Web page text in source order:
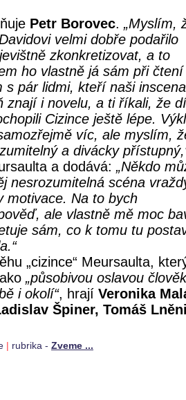
Petr Borovec. „Myslím,
velmi dobře podařilo
zkonkretizovat, a to
ho vlastně já sám při čtení
s pár lidmi, kteří naši
znají i novelu, a ti říkali, že
Cizince ještě lépe.
víc, ale myslím,
a divácky
a dodává: „Někdo
nesrozumitelná scéna
motivace. Na to bych
ale vlastně mě moc
sám, co k tomu tu
„cizince“ Meursaulta,
„působivou oslavou
i okolí“, hrají Veronika
Špiner, Tomáš
| rubrika - Zveme ...